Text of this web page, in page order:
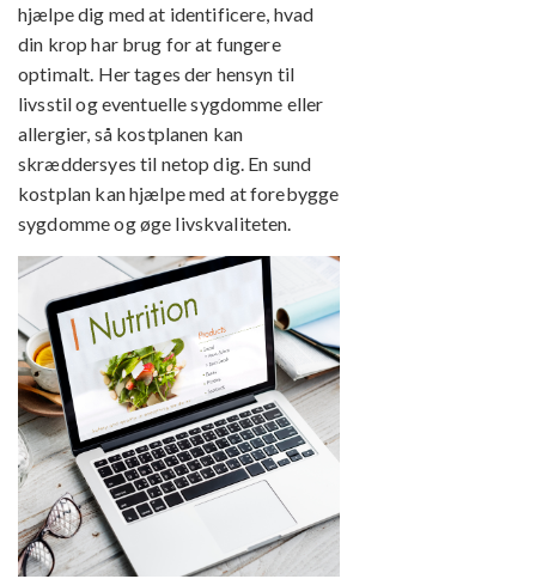
hjælpe dig med at identificere, hvad
din krop har brug for at fungere
optimalt. Her tages der hensyn til
livsstil og eventuelle sygdomme eller
allergier, så kostplanen kan
skræddersyes til netop dig. En sund
kostplan kan hjælpe med at forebygge
sygdomme og øge livskvaliteten.